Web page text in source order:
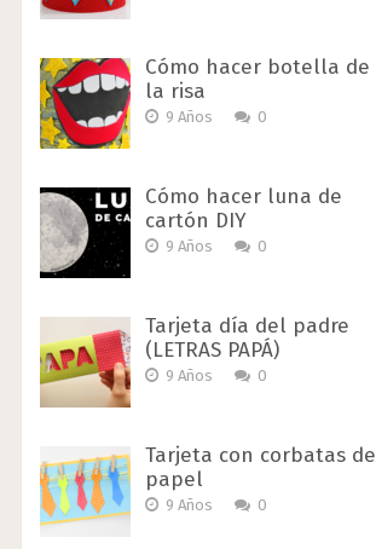
Cómo hacer botella de
la risa
9 Años 0
Cómo hacer luna de
cartón DIY
9 Años 0
Tarjeta día del padre
(LETRAS PAPÁ)
9 Años 0
Tarjeta con corbatas de
papel
9 Años 0